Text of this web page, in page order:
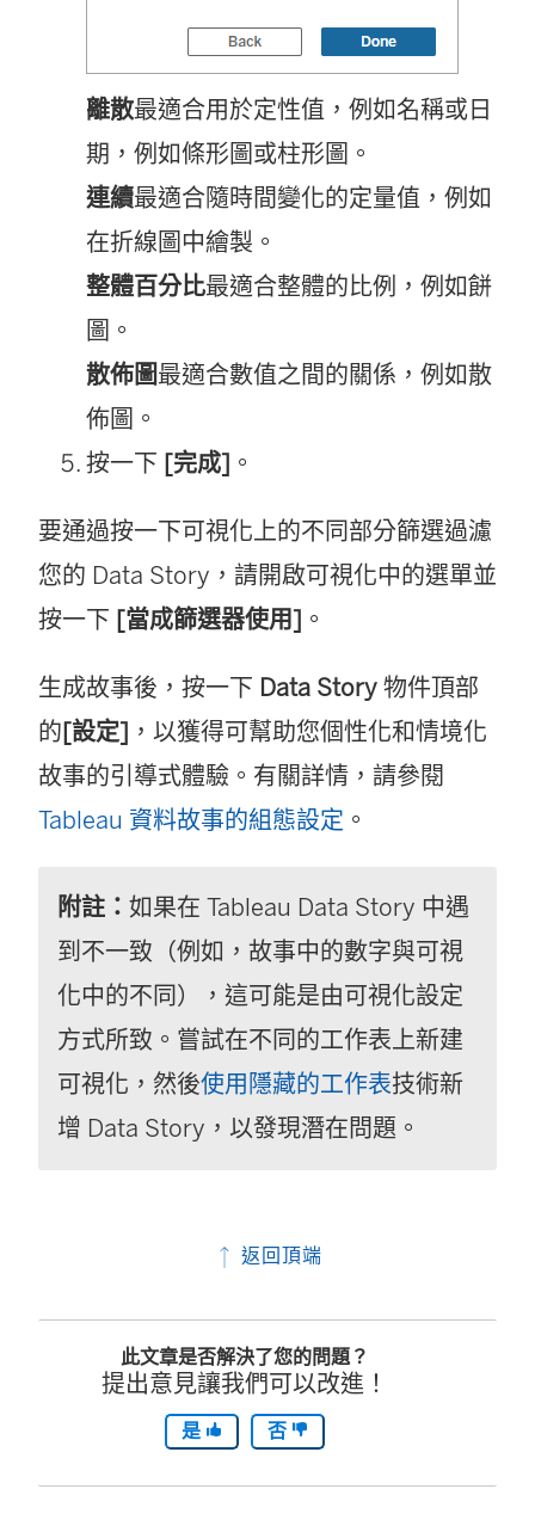
離散最適合用於定性值，例如名稱或日
期，例如條形圖或柱形圖。
連續最適合隨時間變化的定量值，例如
在折線圖中繪製。
整體百分比最適合整體的比例，例如餅
圖。
散佈圖最適合數值之間的關係，例如散
佈圖。
按一下 [完成] 。
要通過按一下可視化上的不同部分篩選過濾
您的 Data Story，請開啟可視化中的選單並
按一下 [當成篩選器使用] 。
生成故事後，按一下 Data Story 物件頂部
的[設定] ，以獲得可幫助您個性化和情境化
故事的引導式體驗。有關詳情，請參閱
Tableau 資料故事的組態設定 。
附註： 如果在 Tableau Data Story 中遇
到不一致（例如，故事中的數字與可視
化中的不同），這可能是由可視化設定
方式所致。嘗試在不同的工作表上新建
可視化，然後使用隱藏的工作表技術新
增 Data Story，以發現潛在問題。
返回頂端
此文章是否解決了您的問題？
提出意見讓我們可以改進！
是 否